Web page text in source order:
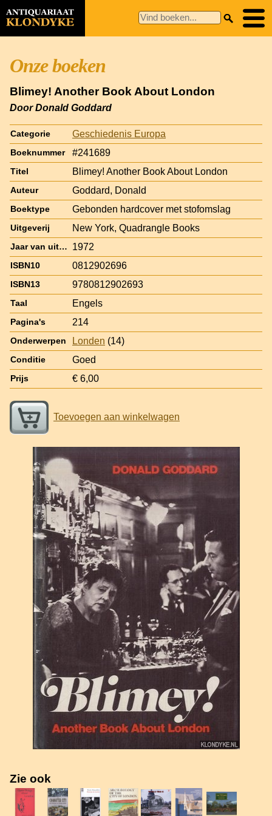
Onze boeken
Blimey! Another Book About London
Door Donald Goddard
Categorie Geschiedenis Europa
Boeknummer #241689
Titel Blimey! Another Book About London
Auteur Goddard, Donald
Boektype Gebonden hardcover met stofomslag
Uitgeverij New York, Quadrangle Books
Jaar van uitgave 1972
ISBN10 0812902696
ISBN13 9780812902693
Taal Engels
Pagina's 214
Onderwerpen Londen (14)
Conditie Goed
Prijs € 6,00
Toevoegen aan winkelwagen
Zie ook